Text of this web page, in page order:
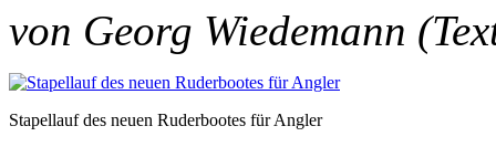
von Georg Wiedemann
Stapellauf des neuen Ruderbootes für Angler